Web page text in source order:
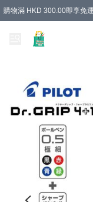
購物滿 HKD 300.00即享免